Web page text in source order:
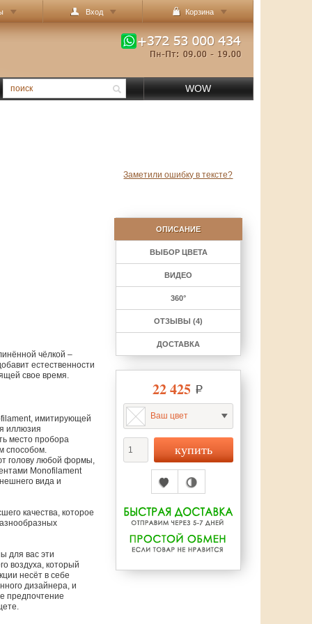
Вход Корзина
WOW
Заметили ошибку в тексте?
ОПИСАНИЕ
ВЫБОР ЦВЕТА
ВИДЕО
360°
ОТЗЫВЫ (4)
ДОСТАВКА
22 425
Ваш цвет
чёлкой –
естественности
свое время.
имитирующей
иллюзия
место пробора
способом.
голову любой формы,
Monofilament
вида и
качества, которое
для вас эти
воздуха, который
несёт в себе
дизайнера, и
предпочтение